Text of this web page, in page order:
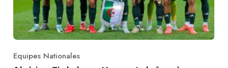
Category
Equipes Nationales